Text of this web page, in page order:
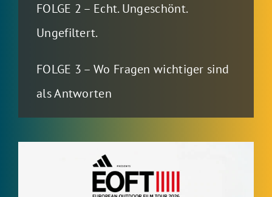
FOLGE 2 – Echt. Ungeschönt.
Ungefiltert.
FOLGE 3 – Wo Fragen wichtiger sind
als Antworten